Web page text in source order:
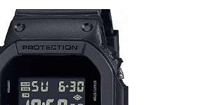
G-shock